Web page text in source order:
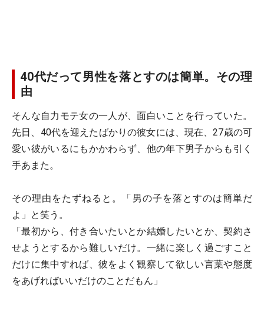
40代だって男性を落とすのは簡単。その理
由
そんな自力モテ女の一人が、面白いことを行っていた。
先日、40代を迎えたばかりの彼女には、現在、27歳の可
愛い彼がいるにもかかわらず、他の年下男子からも引く
手あまた。
その理由をたずねると。「男の子を落とすのは簡単だ
よ」と笑う。
「最初から、付き合いたいとか結婚したいとか、契約さ
せようとするから難しいだけ。一緒に楽しく過ごすこと
だけに集中すれば、彼をよく観察して欲しい言葉や態度
をあげればいいだけのことだもん」